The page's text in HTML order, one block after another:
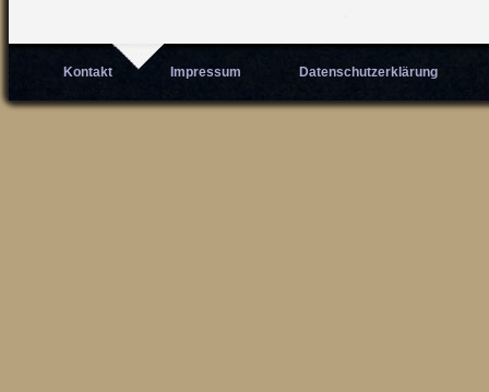
Kontakt Impressum Datenschutzerklärung